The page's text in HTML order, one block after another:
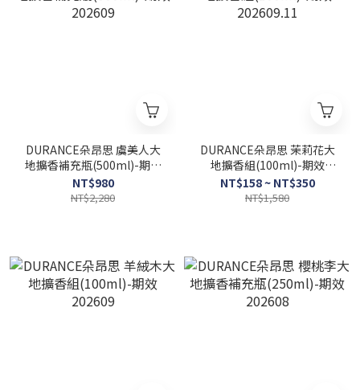
DURANCE朵昂思 虞美人大
地擴香補充瓶(500ml)-期效
202609
NT$980
NT$2,280
DURANCE朵昂思 茉莉花大
地擴香組(100ml)-期效
202609.11
NT$158 ~ NT$350
NT$1,580